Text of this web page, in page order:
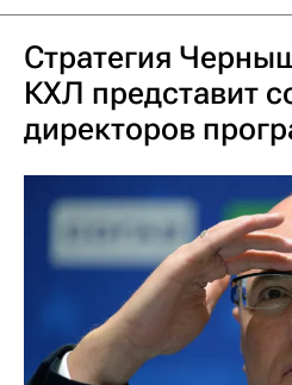
Стратегия
КХЛ представит
директоров